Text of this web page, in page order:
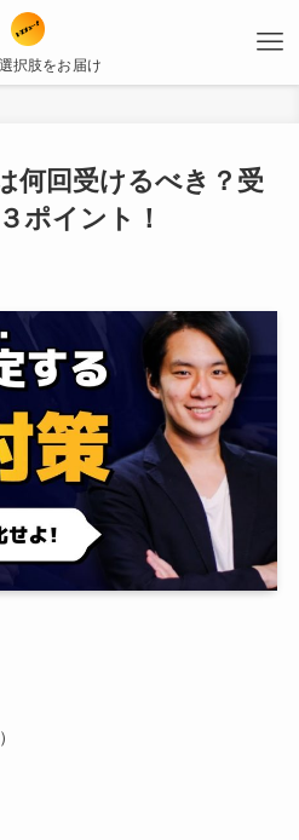
択肢をお届け
何回受けるべき？受
ポイント！